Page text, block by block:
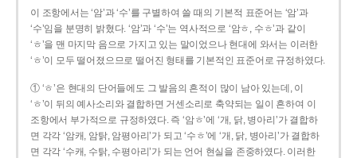
이 조항에서는 ‘암’과 ‘수’를 구별하여 쓸 때의 기본적 표준어는 ‘암’과
‘수’임을 분명히 밝혔다. ‘암’과 ‘수’는 역사적으로 ‘암ㅎ, 수ㅎ’과 같이
‘ㅎ’을 맨 마지막 음으로 가지고 있는 말이었으나 현대에 와서는 이러한
‘ㅎ’이 모두 떨어졌으므로 떨어진 형태를 기본적인 표준어로 규정하였다.
① ‘ㅎ’은 현대의 단어들에도 그 발음의 흔적이 많이 남아 있는데, 이
‘ㅎ’이 뒤의 예사소리와 결합하면 거센소리로 축약되는 일이 흔하여 이
조항에서 부가적으로 규정하였다. 즉 ‘암ㅎ’에 ‘개, 닭, 병아리’가 결합하
면 각각 ‘암캐, 암탉, 암평아리’가 되고 ‘수ㅎ’에 ‘개, 닭, 병아리’가 결합하
면 각각 ‘수캐, 수탉, 수평아리’가 되는 언어 현실을 존중하였다. 이러한